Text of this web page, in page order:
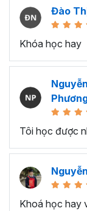
Đào
Khóa học hay
Tôi học được
Khoá học hay